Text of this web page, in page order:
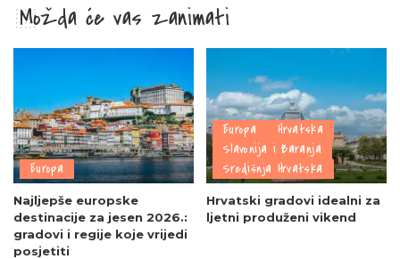
Možda će vas zanimati
Europa
Najljepše europske
destinacije za jesen 2026.:
gradovi i regije koje vrijedi
posjetiti
Europa
Hrvatska
Slavonija i Baranja
Središnja Hrvatska
Hrvatski gradovi idealni za
ljetni produženi vikend